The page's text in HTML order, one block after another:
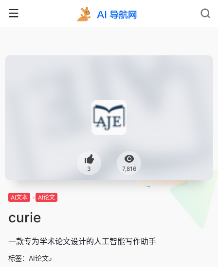
3 7,816
AI文本 AI论文
curie
一款专为学术论文设计的人工智能写作助手
标签： AI论文